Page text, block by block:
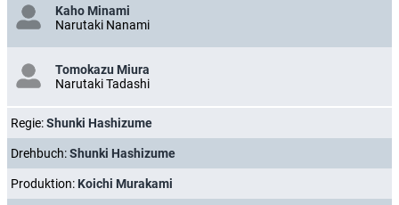
Kaho Minami
Narutaki Nanami
Tomokazu Miura
Narutaki Tadashi
Regie:Shunki Hashizume
Drehbuch:Shunki Hashizume
Produktion: Koichi Murakami